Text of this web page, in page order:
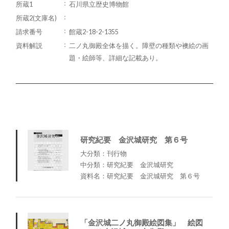
所蔵1
石川県立歴史博物館
所蔵2(文庫名)
請求番号
館蔵2-18-2-1355
資料解説
二ノ丸御殿全体を描く。障壁の種類や襖絵の画
題・絵師等、詳細な記載あり。
研究紀要 金沢城研究 第６号
大分類：刊行物
中分類：研究紀要 金沢城研究
資料名：研究紀要 金沢城研究 第６号
「金沢城二ノ丸御殿絵図集」 絵図